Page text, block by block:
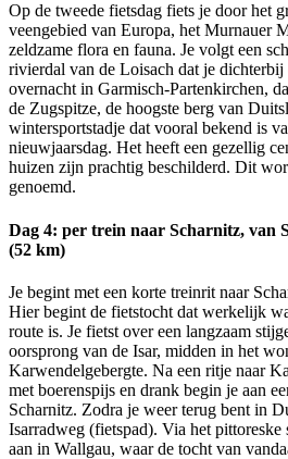
Op de tweede fietsdag fiets je door het
veengebied van Europa, het Murnauer
zeldzame flora en fauna. Je volgt een
rivierdal van de Loisach dat je dichterbij
overnacht in Garmisch-Partenkirchen,
de Zugspitze, de hoogste berg van
wintersportstadje dat vooral bekend is
nieuwjaarsdag. Het heeft een gezellig
huizen zijn prachtig beschilderd. Dit
genoemd.
Dag 4: per trein naar Scharnitz, van
(52 km)
Je begint met een korte treinrit naar
Hier begint de fietstocht dat werkelijk
route is. Je fietst over een langzaam
oorsprong van de Isar, midden in het
Karwendelgebergte. Na een ritje naar
met boerenspijs en drank begin je aan
Scharnitz. Zodra je weer terug bent in
Isarradweg (fietspad). Via het
aan in Wallgau, waar de tocht van